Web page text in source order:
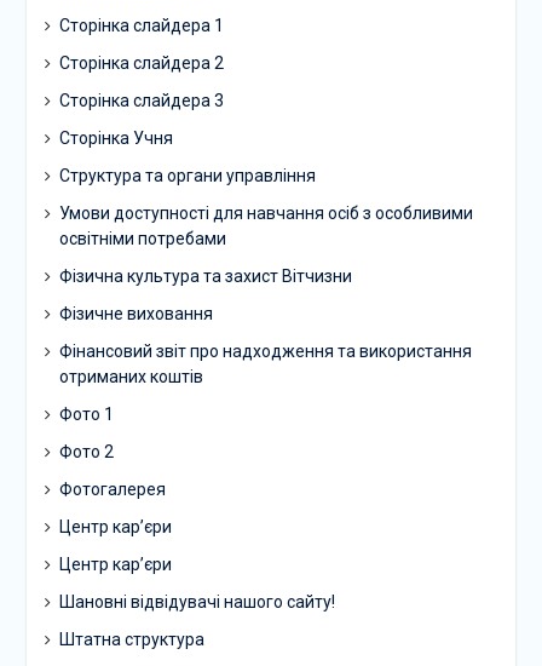
Сторінка слайдера 1
Сторінка слайдера 2
Сторінка слайдера 3
Сторінка Учня
Структура та органи управління
Умови доступності для навчання осіб з особливими
освітніми потребами
Фізична культура та захист Вітчизни
Фізичне виховання
Фінансовий звіт про надходження та використання
отриманих коштів
Фото 1
Фото 2
Фотогалерея
Центр кар’єри
Центр кар’єри
Шановні відвідувачі нашого сайту!
Штатна структура